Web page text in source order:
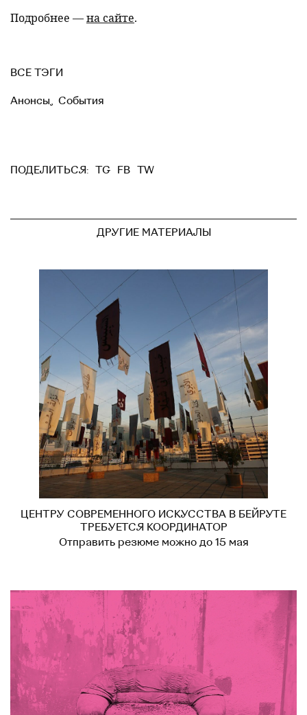
Подробнее —на сайте.
ВСЕ ТЭГИ
Анонсы События
ПОДЕЛИТЬСЯ: TG FB TW
ДРУГИЕ МАТЕРИАЛЫ
ЦЕНТРУ СОВРЕМЕННОГО ИСКУССТВА В БЕЙРУТЕ
ТРЕБУЕТСЯ КООРДИНАТОР
Отправить резюме можно до 15 мая